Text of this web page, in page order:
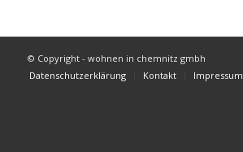
© Copyright - wohnen in chemnitz gmbh
Datenschutzerklärung
Kontakt Impressum